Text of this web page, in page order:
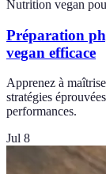
Nutrition vegan
Préparation
vegan efficace
Apprenez à
stratégies
performances.
Jul 8